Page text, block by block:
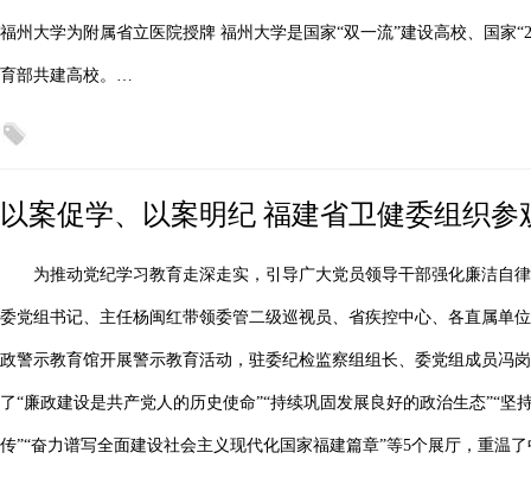
福州大学为附属省立医院授牌 福州大学是国家“双一流”建设高校、国家
育部共建高校。…
以案促学、以案明纪 福建省卫健委组织
为推动党纪学习教育走深走实，引导广大党员领导干部强化廉洁自
委党组书记、主任杨闽红带领委管二级巡视员、省疾控中心、各直属单
政警示教育馆开展警示教育活动，驻委纪检监察组组长、委党组成员冯
了“廉政建设是共产党人的历史使命”“持续巩固发展良好的政治生态”“
传”“奋力谱写全面建设社会主义现代化国家福建篇章”等5个展厅，重温